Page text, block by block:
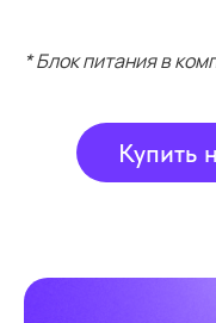
* Блок питания в
Купить